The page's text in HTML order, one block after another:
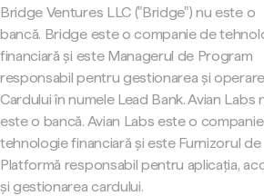
Bridge Ventures LLC ("Bridge") nu este o
bancă. Bridge este o companie de
financiară și este Managerul de Program
responsabil pentru gestionarea și
Cardului în numele Lead Bank. Avian Labs
este o bancă. Avian Labs este o
tehnologie financiară și este Furnizorul de
Platformă responsabil pentru aplicația,
și gestionarea cardului.